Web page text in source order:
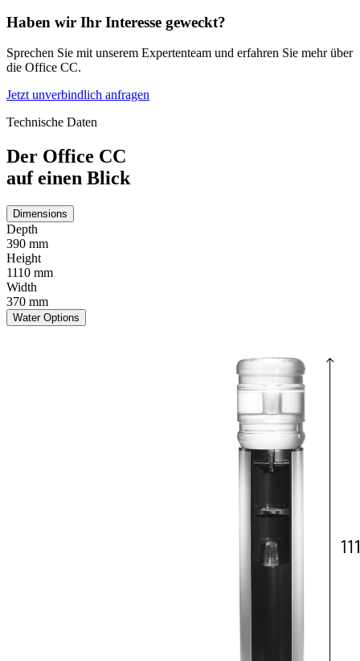
Haben wir Ihr Interesse geweckt?
Sprechen Sie mit unserem Expertenteam und erfahren Sie mehr über
die Office CC.
Jetzt unverbindlich anfragen
Technische Daten
Der Office CC
auf einen Blick
Dimensions
Depth
390 mm
Height
1110 mm
Width
370 mm
Water Options